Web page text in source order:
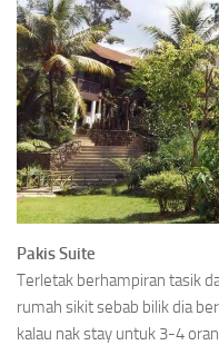
Pakis Suite
Terletak berhampiran tasik
rumah sikit sebab bilik dia
kalau nak stay untuk 3-4